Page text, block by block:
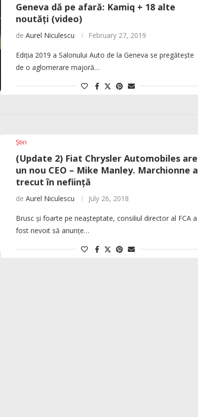
Geneva dă pe afară: Kamiq + 18 alte
noutăți (video)
de Aurel Niculescu February 27, 2019
Ediția 2019 a Salonului Auto de la Geneva se pregătește
de o aglomerare majoră…
Știri
(Update 2) Fiat Chrysler Automobiles are
un nou CEO – Mike Manley. Marchionne a
trecut în neființă
de Aurel Niculescu July 26, 2018
Brusc și foarte pe neașteptate, consiliul director al FCA a
fost nevoit să anunțe…